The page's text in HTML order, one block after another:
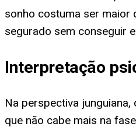
sonho costuma ser maior
segurado sem conseguir
Interpretação
Na perspectiva
que não cabe mais na